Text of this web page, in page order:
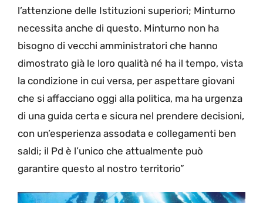
l’attenzione delle Istituzioni superiori; Minturno
necessita anche di questo. Minturno non ha
bisogno di vecchi amministratori che hanno
dimostrato già le loro qualità né ha il tempo, vista
la condizione in cui versa, per aspettare giovani
che si affacciano oggi alla politica, ma ha urgenza
di una guida certa e sicura nel prendere decisioni,
con un’esperienza assodata e collegamenti ben
saldi; il Pd è l’unico che attualmente può
garantire questo al nostro territorio”